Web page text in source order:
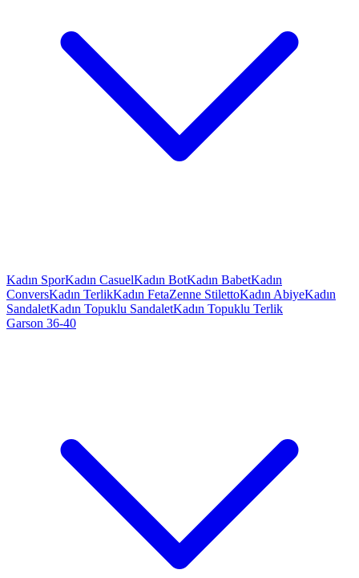
Kadın SporKadın CasuelKadın BotKadın BabetKadın
ConversKadın TerlikKadın FetaZenne StilettoKadın AbiyeKadın
SandaletKadın Topuklu SandaletKadın Topuklu Terlik
Garson 36-40